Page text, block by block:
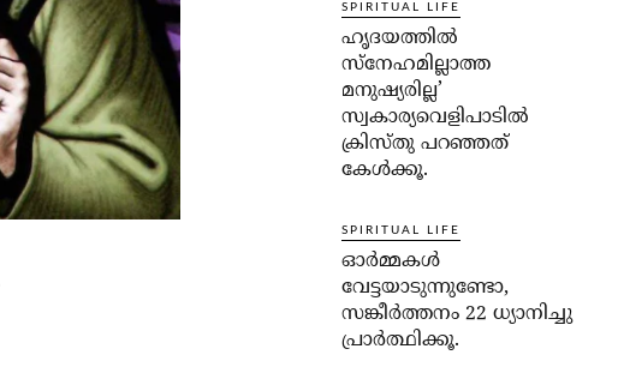
SPIRITUAL LIFE
ഹൃദയത്തില്‍
സ്‌നേഹമില്ലാത്ത
മനുഷ്യരില്ല’
സ്വകാര്യവെളിപാടില്‍
ക്രിസ്തു പറഞ്ഞത്
കേള്‍ക്കൂ.
SPIRITUAL LIFE
ഓര്‍മ്മകള്‍
വേട്ടയാടുന്നുണ്ടോ,
സങ്കീര്‍ത്തനം 22 ധ്യാനിച്ചു
പ്രാര്‍ത്ഥിക്കൂ.